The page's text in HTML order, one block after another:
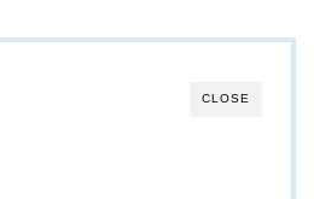
CLOSE